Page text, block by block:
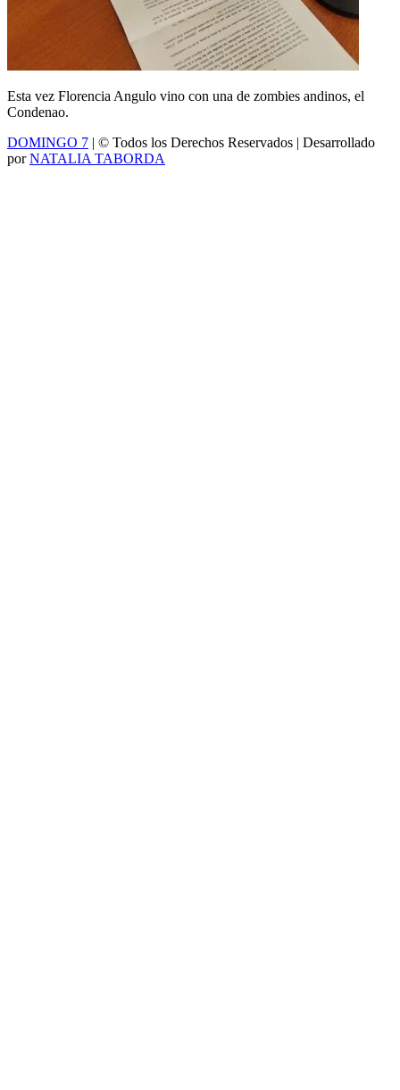
Esta vez Florencia Angulo vino con una de zombies andinos, el
Condenao.
DOMINGO 7 | © Todos los Derechos Reservados | Desarrollado
porNATALIA TABORDA